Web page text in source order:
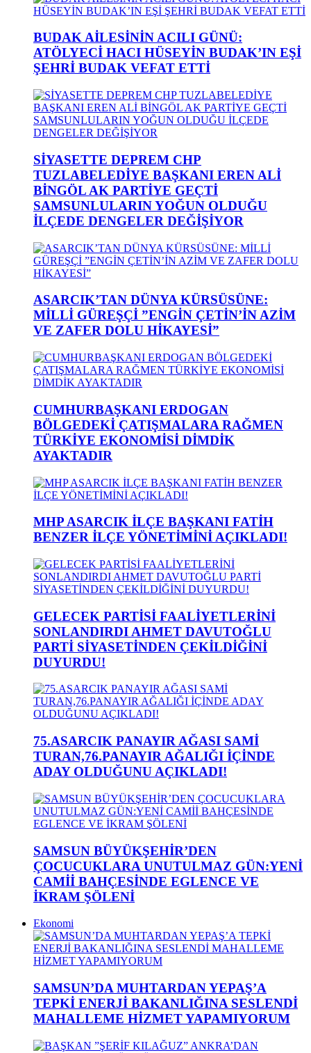
BUDAK AİLESİNİN ACILI GÜNÜ:
ATÖLYECİ HACI HÜSEYİN BUDAK’IN EŞİ
ŞEHRİ BUDAK VEFAT ETTİ
SİYASETTE DEPREM CHP
TUZLABELEDİYE BAŞKANI EREN ALİ
BİNGÖL AK PARTİYE GEÇTİ
SAMSUNLULARIN YOĞUN OLDUĞU
İLÇEDE DENGELER DEĞİŞİYOR
ASARCIK’TAN DÜNYA KÜRSÜSÜNE:
MİLLİ GÜREŞÇİ ”ENGİN ÇETİN’İN AZİM
VE ZAFER DOLU HİKAYESİ”
CUMHURBAŞKANI ERDOGAN
BÖLGEDEKİ ÇATIŞMALARA RAĞMEN
TÜRKİYE EKONOMİSİ DİMDİK
AYAKTADIR
MHP ASARCIK İLÇE BAŞKANI FATİH
BENZER İLÇE YÖNETİMİNİ AÇIKLADI!
GELECEK PARTİSİ FAALİYETLERİNİ
SONLANDIRDI AHMET DAVUTOĞLU
PARTİ SİYASETİNDEN ÇEKİLDİĞİNİ
DUYURDU!
75.ASARCIK PANAYIR AĞASI SAMİ
TURAN,76.PANAYIR AĞALIĞI İÇİNDE
ADAY OLDUĞUNU AÇIKLADI!
SAMSUN BÜYÜKŞEHİR’DEN
ÇOCUCUKLARA UNUTULMAZ GÜN:YENİ
CAMİİ BAHÇESİNDE EGLENCE VE
İKRAM ŞÖLENİ
Ekonomi
SAMSUN’DA MUHTARDAN YEPAŞ’A
TEPKİ ENERJİ BAKANLIĞINA SESLENDİ
MAHALLEME HİZMET YAPAMIYORUM